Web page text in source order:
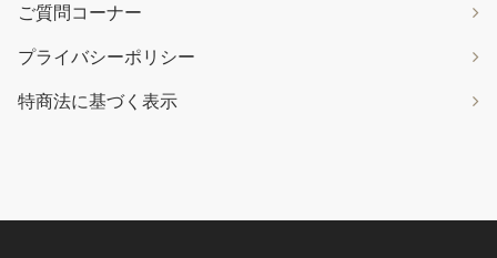
ご質問コーナー
プライバシーポリシー
特商法に基づく表示